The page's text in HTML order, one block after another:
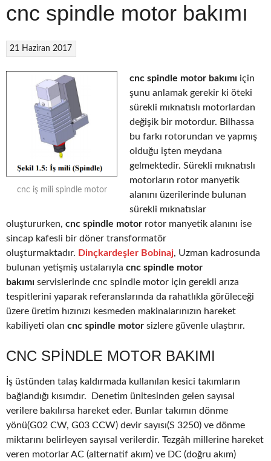
cnc spindle motor bakımı
21 Haziran 2017
cnc iş mili spindle motor
cnc spindle motor bakımı için
şunu anlamak gerekir ki öteki
sürekli mıknatıslı motorlardan
değişik bir motordur. Bilhassa
bu farkı rotorundan ve yapmış
olduğu işten meydana
gelmektedir. Sürekli mıknatıslı
motorların rotor manyetik
alanını üzerilerinde bulunan
sürekli mıknatıslar
oluştururken, cnc spindle motor rotor manyetik alanını ise
sincap kafesli bir döner transformatör
oluşturmaktadır. Dinçkardeşler Bobinaj, Uzman kadrosunda
bulunan yetişmiş ustalarıyla cnc spindle motor
bakımı servislerinde cnc spindle motor için gerekli arıza
tespitlerini yaparak referanslarında da rahatlıkla görüleceği
üzere üretim hızınızı kesmeden makinalarınızın hareket
kabiliyeti olan cnc spindle motor sizlere güvenle ulaştırır.
CNC SPINDLE MOTOR BAKIMI
İş üstünden talaş kaldırmada kullanılan kesici takımların
bağlandığı kısımdır. Denetim ünitesinden gelen sayısal
verilere bakılırsa hareket eder. Bunlar takımın dönme
yönü(G02 CW, G03 CCW) devir sayısı(S 3250) ve dönme
miktarını belirleyen sayısal verilerdir. Tezgâh millerine hareket
veren motorlar AC (alternatif akım) ve DC (doğru akım)